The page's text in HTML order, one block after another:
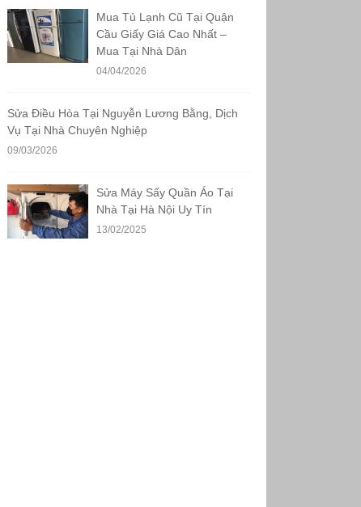
Mua Tủ Lạnh Cũ Tại Quận
Cầu Giấy Giá Cao Nhất –
Mua Tại Nhà Dân
04/04/2026
Sửa Điều Hòa Tại Nguyễn Lương Bằng, Dịch
Vụ Tại Nhà Chuyên Nghiệp
09/03/2026
Sửa Máy Sấy Quần Áo Tại
Nhà Tại Hà Nội Uy Tín
13/02/2025